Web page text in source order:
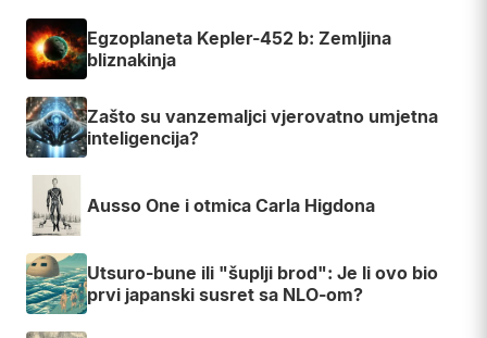
Egzoplaneta Kepler-452 b: Zemljina
bliznakinja
Zašto su vanzemaljci vjerovatno umjetna
inteligencija?
Ausso One i otmica Carla Higdona
Utsuro-bune ili "šuplji brod": Je li ovo bio
prvi japanski susret sa NLO-om?